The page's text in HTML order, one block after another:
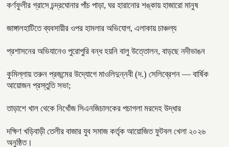
কর্ণফুলীর গ্রাসে চন্দ্রঘোনার পাঁচ পাড়া, ঘর হারানোর শঙ্কায় হাজারো মানুষ
জাঙ্গালহাটিতে ব্যবসায়ীর ওপর হামলার অভিযোগ, এলাকায় চাঞ্চল্য
প্রশাসনের অভিযানেও পুরোপুরি বন্ধ হয়নি বালু উত্তোলন, বাড়ছে নদীভাঙন
কুমিল্লায় তরুন প্রজন্মের উদ্যোগে মাওলিদুন্নবী (দ.) সেলিব্রেশন — বার্ষিক
আয়োজন প্রস্তুতি সভা;
তাড়াশে খাল থেকে নিখোঁজ সিএনজিচালকের পচাগলা মরদেহ উদ্ধার
দক্ষিণ খড়িবাড়ী তেলীর বাজার যুব সমাজ কর্তৃক আয়োজিত ফুটবল খেলা ২০২৬
অনুষ্ঠিত।